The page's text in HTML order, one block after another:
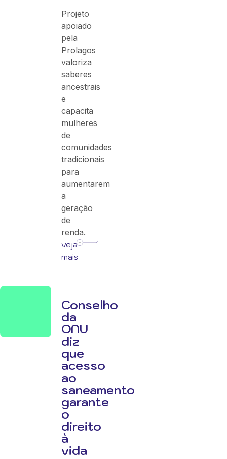
Projeto
apoiado
pela
Prolagos
valoriza
saberes
ancestrais
e
capacita
mulheres
de
comunidades
tradicionais
para
aumentarem
a
geração
de
renda.
veja
mais
Conselho
da
ONU
diz
que
acesso
ao
saneamento
garante
o
direito
à
vida